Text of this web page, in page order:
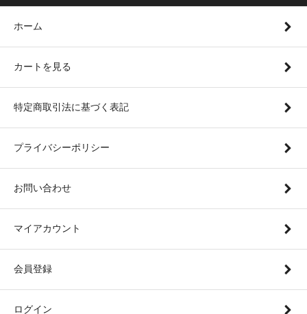
ホーム
カートを見る
特定商取引法に基づく表記
プライバシーポリシー
お問い合わせ
マイアカウント
会員登録
ログイン